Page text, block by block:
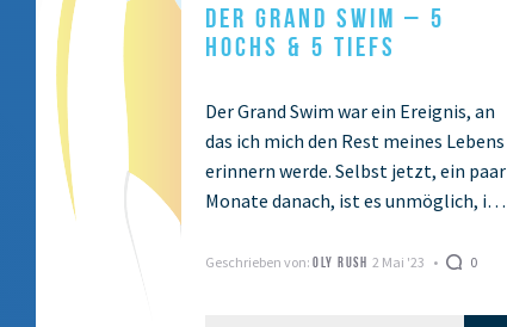
DER GRAND SWIM – 5
HOCHS & 5 TIEFS
Der Grand Swim war ein Ereignis, an
das ich mich den Rest meines Lebens
erinnern werde. Selbst jetzt, ein paar
Monate danach, ist es unmöglich, in
Geschrieben von: OLY RUSH 2 Mai '23 0